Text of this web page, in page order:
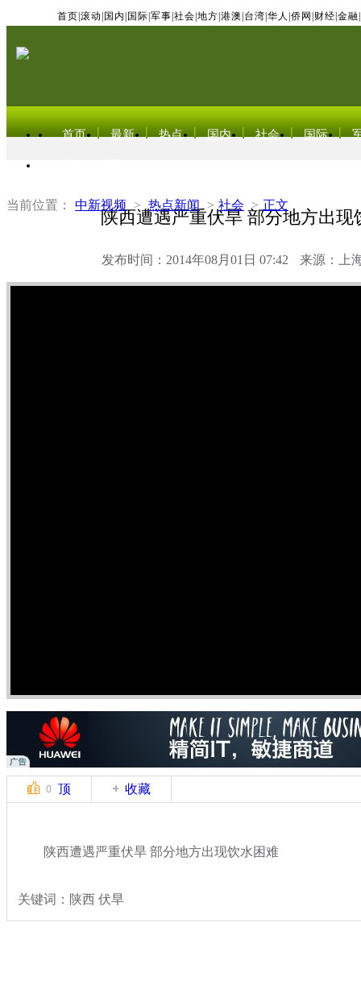
首页 滚动 国内 国际 军事 社会 地方 港澳 台湾 华人 侨网 财经 金融
首页 最新 热点 国内 社会 国际
当前位置： 中新视频 > 热点新闻 > 社会 > 正文
陕西遭遇严重伏旱 部分地方出现
发布时间：2014年08月01日 07:42 来源：上
0 顶 收藏
陕西遭遇严重伏旱 部分地方出现饮水困难
关键词：陕西 伏旱